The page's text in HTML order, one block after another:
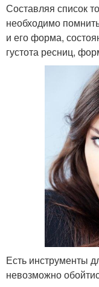
Составляя список
необходимо
и его форма,
густота ресниц,
Есть инструменты
невозможно